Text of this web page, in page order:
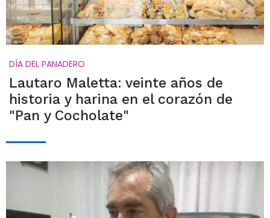
DÍA DEL PANADERO
Lautaro Maletta: veinte años de
historia y harina en el corazón de
"Pan y Cocholate"